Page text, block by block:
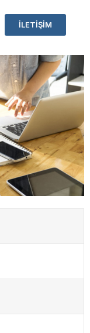
İLETİŞİM